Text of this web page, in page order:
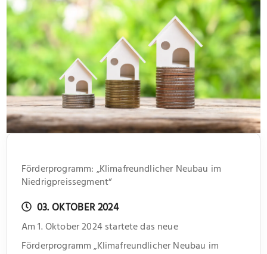
Förderprogramm: „Klimafreundlicher Neubau im
Niedrigpreissegment“
03. OKTOBER 2024
Am 1. Oktober 2024 startete das neue
Förderprogramm „Klimafreundlicher Neubau im